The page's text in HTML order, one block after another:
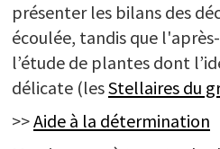
présenter les bilans des
écoulée, tandis que
l’étude de plantes dont
délicate (lesStellaires du
>>Aide à la détermination